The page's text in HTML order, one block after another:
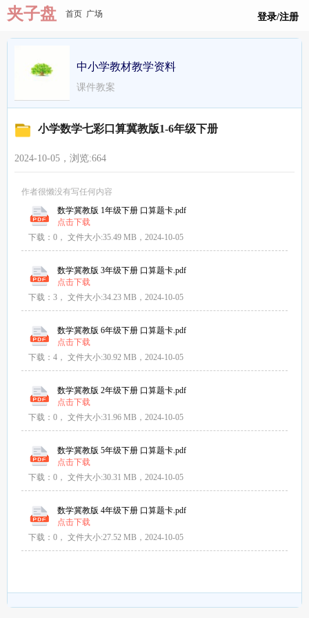
夹子盘 首页 广场 登录/注册
中小学教材教学资料
课件教案
小学数学七彩口算冀教版1-6年级下册
2024-10-05，浏览:664
作者很懒没有写任何内容
​数学冀教版 1年级下册 口算题卡​​.pdf
点击下载
下载：0， 文件大小:35.49 MB ，2024-10-05
​数学冀教版 3年级下册 口算题卡​​.pdf
点击下载
下载：3， 文件大小:34.23 MB ，2024-10-05
​数学冀教版 6年级下册 口算题卡​​.pdf
点击下载
下载：4， 文件大小:30.92 MB ，2024-10-05
​数学冀教版 2年级下册 口算题卡​​.pdf
点击下载
下载：0， 文件大小:31.96 MB ，2024-10-05
​数学冀教版 5年级下册 口算题卡​​.pdf
点击下载
下载：0， 文件大小:30.31 MB ，2024-10-05
​数学冀教版 4年级下册 口算题卡​​.pdf
点击下载
下载：0， 文件大小:27.52 MB ，2024-10-05